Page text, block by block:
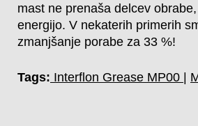
mast ne prenaša delcev
energijo. V nekaterih primerih
zmanjšanje porabe za 33 %!
Tags: Interflon Grease MP00